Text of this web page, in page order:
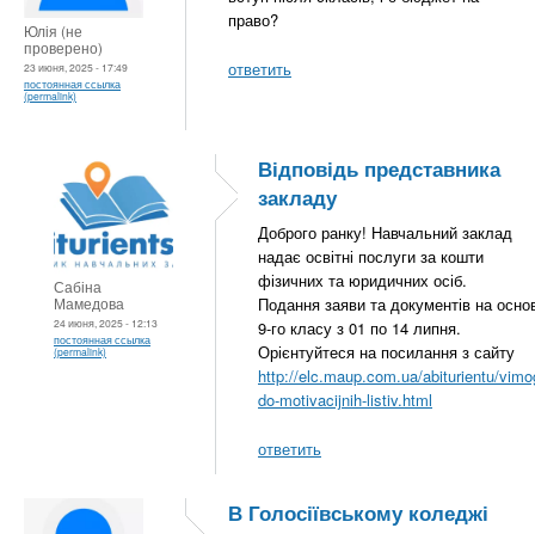
Юлія (не
проверено)
23 июня, 2025 - 17:49
постоянная ссылка
(permalink)
право?
ответить
Сабіна
Мамедова
24 июня, 2025 - 12:13
постоянная ссылка
(permalink)
Відповідь представника
закладу
Доброго ранку! Навчальний заклад
надає освітні послуги за кошти
фізичних та юридичних осіб.
Подання заяви та документів на
9-го класу з 01 по 14 липня.
Орієнтуйтеся на посилання з сайту
http://elc.maup.com.ua/abiturientu/
do-motivacijnih-listiv.html
ответить
В Голосіївському коледжі